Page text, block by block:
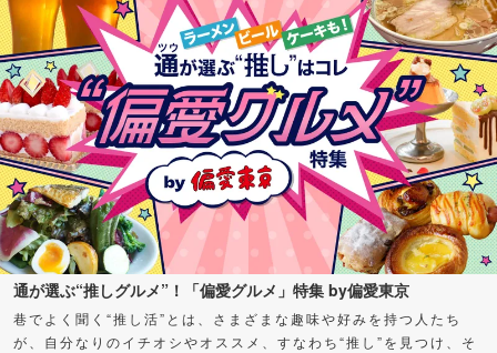
通が選ぶ“推しグルメ”！「偏愛グルメ」特集 by偏愛東京
巷でよく聞く“推し活”とは、さまざまな趣味や好みを持つ人たち
が、自分なりのイチオシやオススメ、すなわち“推し”を見つけ、そ